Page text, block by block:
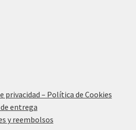
privacidad – Política de Cookies
entrega
y reembolsos